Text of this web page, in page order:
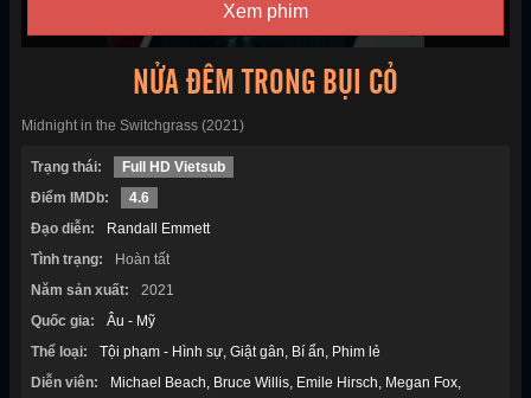
Xem phim
NỬA ĐÊM TRONG BỤI CỎ
Midnight in the Switchgrass (2021)
Trạng thái:
Full HD Vietsub
Điểm IMDb:
4.6
Đạo diễn:
Randall Emmett
Tình trạng:
Hoàn tất
Năm sản xuất:
2021
Quốc gia:
Âu - Mỹ
Thể loại:
Tội phạm - Hình sự Giật gân Bí ẩn
Phim lẻ
Diễn viên:
Michael Beach Bruce Willis Emile Hirsch
Megan Fox